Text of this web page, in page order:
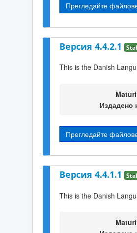
Прегледайте
Версия 4.4.2.1
This is the Danish
Издадено
Прегледайте
Версия 4.4.1.1
This is the Danish